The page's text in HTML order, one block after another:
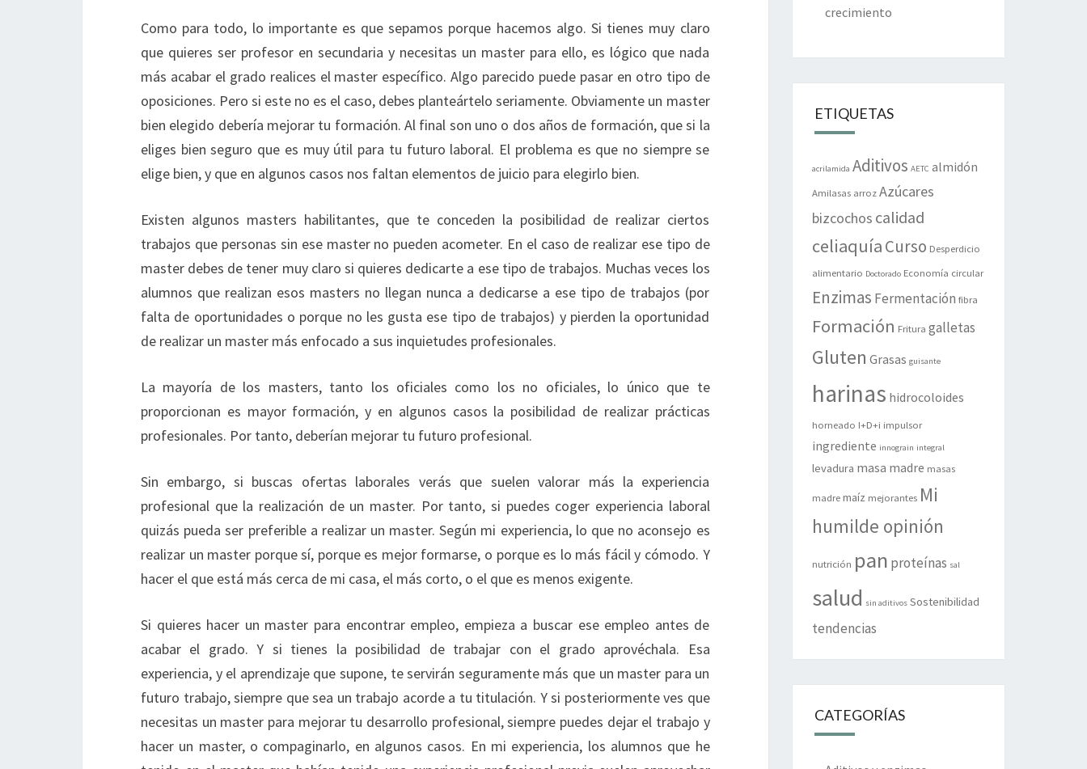
Como para todo, lo importante es que sepamos porque hacemos algo. Si tienes muy claro
que quieres ser profesor en secundaria y necesitas un master para ello, es lógico que nada
más acabar el grado realices el master específico. Algo parecido puede pasar en otro tipo de
oposiciones. Pero si este no es el caso, debes planteártelo seriamente. Obviamente un master
bien elegido debería mejorar tu formación. Al final son uno o dos años de formación, que si la
eliges bien seguro que es muy útil para tu futuro laboral. El problema es que no siempre se
elige bien, y que en algunos casos nos faltan elementos de juicio para elegirlo bien.
Existen algunos masters habilitantes, que te conceden la posibilidad de realizar ciertos
trabajos que personas sin ese master no pueden acometer. En el caso de realizar ese tipo de
master debes de tener muy claro si quieres dedicarte a ese tipo de trabajos. Muchas veces los
alumnos que realizan esos masters no llegan nunca a dedicarse a ese tipo de trabajos (por
falta de oportunidades o porque no les gusta ese tipo de trabajos) y pierden la oportunidad
de realizar un master más enfocado a sus inquietudes profesionales.
La mayoría de los masters, tanto los oficiales como los no oficiales, lo único que te
proporcionan es mayor formación, y en algunos casos la posibilidad de realizar prácticas
profesionales. Por tanto, deberían mejorar tu futuro profesional.
Sin embargo, si buscas ofertas laborales verás que suelen valorar más la experiencia
profesional que la realización de un master. Por tanto, si puedes coger experiencia laboral
quizás pueda ser preferible a realizar un master. Según mi experiencia, lo que no aconsejo es
realizar un master porque sí, porque es mejor formarse, o porque es lo más fácil y cómodo. Y
hacer el que está más cerca de mi casa, el más corto, o el que es menos exigente.
Si quieres hacer un master para encontrar empleo, empieza a buscar ese empleo antes de
acabar el grado. Y si tienes la posibilidad de trabajar con el grado aprovéchala. Esa
experiencia, y el aprendizaje que supone, te servirán seguramente más que un master para un
futuro trabajo, siempre que sea un trabajo acorde a tu titulación. Y si posteriormente ves que
necesitas un master para mejorar tu desarrollo profesional, siempre puedes dejar el trabajo y
hacer un master, o compaginarlo, en algunos casos. En mi experiencia, los alumnos que he
crecimiento
ETIQUETAS
acrilamida Aditivos AETC almidón
Amilasas arroz Azúcares
bizcochos calidad
celiaquíaCurso Desperdicio
alimentario Doctorado Economía circular
Enzimas Fermentación fibra
Formación Fritura galletas
Gluten Grasas guisante
harinas hidrocoloides
horneado I+D+i impulsor
ingrediente innograin integral
levadura masa madre masas
madre maíz mejorantes Mi
humilde opinión
nutrición pan proteínas sal
salud sin aditivos Sostenibilidad
tendencias
CATEGORÍAS